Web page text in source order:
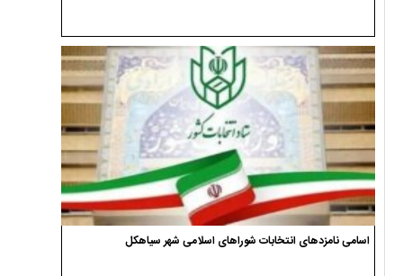
اسامی نامزدهای انتخابات شوراهای اسلامی شهر سیاهکل